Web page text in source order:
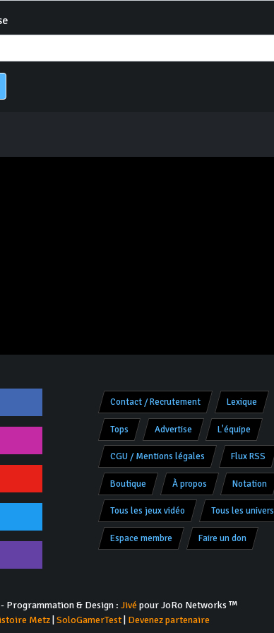
Contact / Recrutement Lexique
Tops Advertise L'équipe
CGU / Mentions légales Flux RSS
Boutique À propos Notation
Tous les jeux vidéo Tous les univers
Espace membre Faire un don
- Programmation & Design : Jivépour JoRo Networks ™
Metz| SoloGamerTest| Devenez partenaire